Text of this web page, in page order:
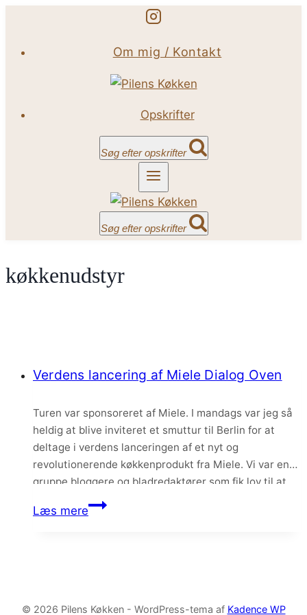
indhold
Om mig / Kontakt
Opskrifter
Søg efter opskrifter
Søg efter opskrifter
køkkenudstyr
Verdens lancering af Miele Dialog Oven
Turen var sponsoreret af Miele. I mandags var jeg så
heldig at blive inviteret et smuttur til Berlin for at
deltage i verdens lanceringen af et nyt og
revolutionerende køkkenprodukt fra Miele. Vi var en
gruppe bloggere og bladredaktører som fik lov til at
overvære lanceringen og vi havde simpelthen den
hyggeligste dag i Berlin!…
Læs mereVerdens
© 2026 Pilens Køkken - WordPress-tema af Kadence WP